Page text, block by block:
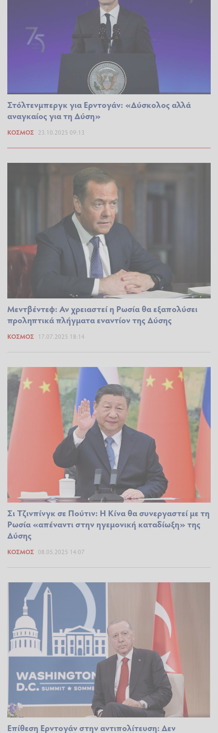
Στόλτενμπεργκ για Ερντογάν: «Δύσκολος αλλά
αναγκαίος για τη Δύση»
ΚΌΣΜΟΣ 23.10.2025 09:13
Μεντβέντεφ: Αν χρειαστεί η Ρωσία θα εξαπολύσει
προληπτικά πλήγματα εναντίον της Δύσης
ΚΌΣΜΟΣ 17.07.2025 18:14
Σι Τζινπίνγκ σε Πούτιν: Η Κίνα θα συνεργαστεί με τη
Ρωσία «απέναντι στην ηγεμονική καταδίωξη» της
Δύσης
ΚΌΣΜΟΣ 08.05.2025 14:07
Επίθεση Ερντογάν στην αντιπολίτευση: Δεν